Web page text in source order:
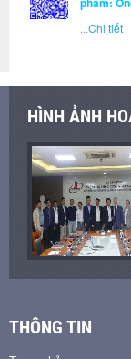
Chi tiết
HÌNH ẢNH
THÔNG TIN